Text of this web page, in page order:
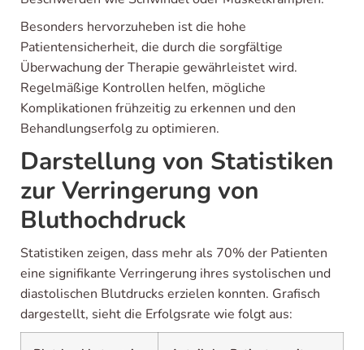
Besonders hervorzuheben ist die hohe
Patientensicherheit, die durch die sorgfältige
Überwachung der Therapie gewährleistet wird.
Regelmäßige Kontrollen helfen, mögliche
Komplikationen frühzeitig zu erkennen und den
Behandlungserfolg zu optimieren.
Darstellung von Statistiken
zur Verringerung von
Bluthochdruck
Statistiken zeigen, dass mehr als 70% der Patienten
eine signifikante Verringerung ihres systolischen und
diastolischen Blutdrucks erzielen konnten. Grafisch
dargestellt, sieht die Erfolgsrate wie folgt aus: